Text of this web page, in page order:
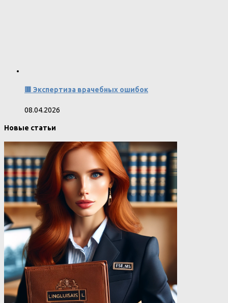
🟥 Экспертиза врачебных ошибок
08.04.2026
Новые статьи